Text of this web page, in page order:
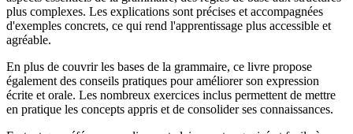
plus complexes. Les explications sont précises et accompagnées
d'exemples concrets, ce qui rend l'apprentissage plus accessible et
agréable.
En plus de couvrir les bases de la grammaire, ce livre propose
également des conseils pratiques pour améliorer son expression
écrite et orale. Les nombreux exercices inclus permettent de mettre
en pratique les concepts appris et de consolider ses connaissances.